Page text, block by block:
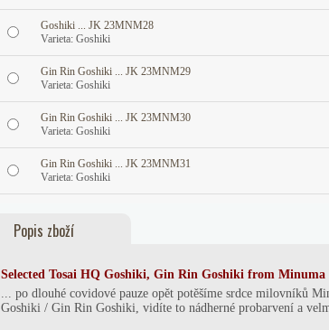
Goshiki ... JK 23MNM28
Varieta: Goshiki
Gin Rin Goshiki ... JK 23MNM29
Varieta: Goshiki
Gin Rin Goshiki ... JK 23MNM30
Varieta: Goshiki
Gin Rin Goshiki ... JK 23MNM31
Varieta: Goshiki
Popis zboží
Selected Tosai HQ Goshiki, Gin Rin Goshiki from Minuma
... po dlouhé covidové pauze opět potěšíme srdce milovníků
Goshiki / Gin Rin Goshiki, vidíte to nádherné probarvení a